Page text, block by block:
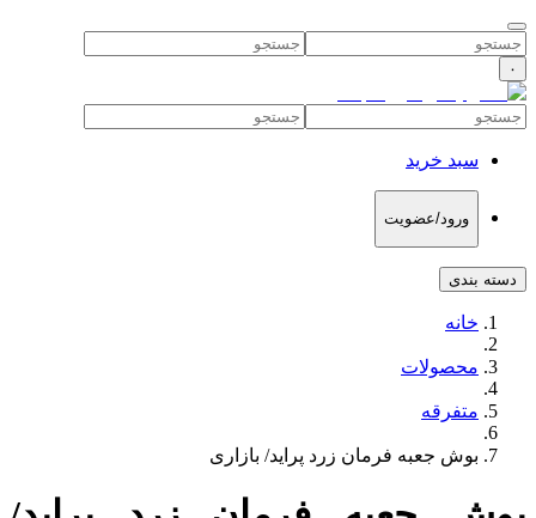
۰
سبد خرید
ورود/عضویت
دسته بندی
خانه
محصولات
متفرقه
بوش جعبه فرمان زرد پراید/ بازاری